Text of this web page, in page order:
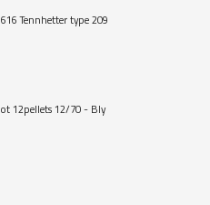
Tennhetter type 209
12pellets 12/70 - Bly